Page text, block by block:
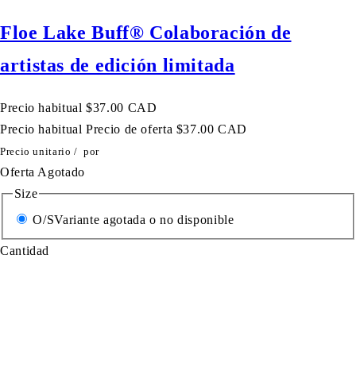
Floe Lake Buff®️ Colaboración de
artistas de edición limitada
Precio habitual $37.00 CAD
Precio habitual Precio de oferta $37.00 CAD
Precio unitario / por
Oferta Agotado
Size
O/SVariante agotada o no disponible
Cantidad